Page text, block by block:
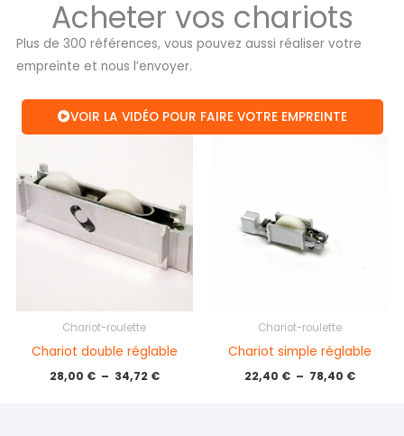
Acheter vos chariots
Plus de 300 références, vous pouvez aussi réaliser votre
empreinte et nous l’envoyer.
VOIR LA VIDÉO POUR FAIRE VOTRE EMPREINTE
Chariot-roulette
Chariot double réglable
28,00 € – 34,72 €
34,72 €
Chariot-roulette
Chariot simple réglable
22,40 € – 78,40 €